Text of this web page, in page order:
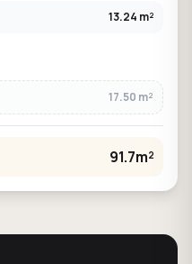
13.24 m²
17.50 m²
91.7m²